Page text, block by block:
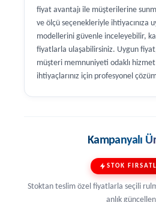
fiyat avantajı ile müşterilerine
ve ölçü seçenekleriyle ihtiyacınıza
modellerini güvenle inceleyebilir,
fiyatlarla ulaşabilirsiniz. Uygun
müşteri memnuniyeti odaklı hizmet
ihtiyaçlarınız için profesyonel
Kampanyalı
STOK
Stoktan teslim özel fiyatlarla seçili
anlık